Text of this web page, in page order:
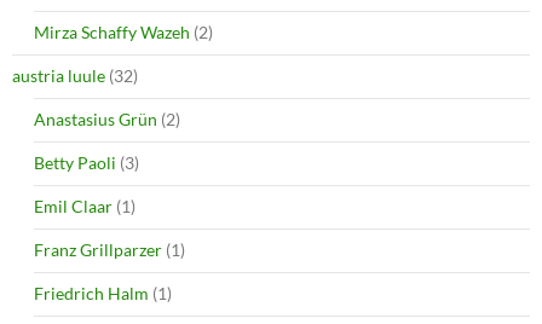
w
i
n
d
o
)
w
w
i
n
d
w
)
Mirza Schaffy Wazeh (2)
austria luule (32)
Anastasius Grün (2)
Betty Paoli (3)
Emil Claar (1)
Franz Grillparzer (1)
Friedrich Halm (1)